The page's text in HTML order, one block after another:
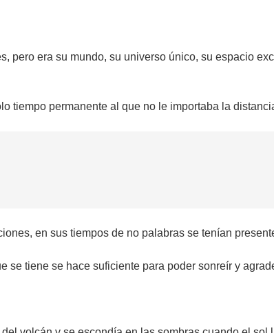
pero era su mundo, su universo único, su espacio
tiempo permanente al que no le importaba la
en sus tiempos de no palabras se tenían
se tiene se hace suficiente para poder sonreír y